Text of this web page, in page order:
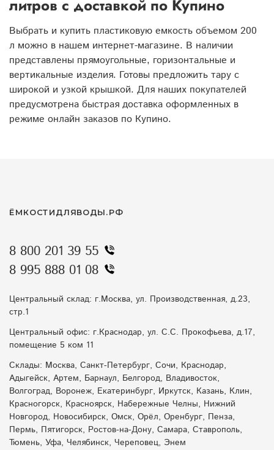
литров с доставкой по Купино
Выбрать и купить пластиковую емкость объемом 200
л можно в нашем интернет-магазине. В наличии
представлены прямоугольные, горизонтальные и
вертикальные изделия. Готовы предложить тару с
широкой и узкой крышкой. Для наших покупателей
предусмотрена быстрая доставка оформленных в
режиме онлайн заказов по Купино.
ЁМКОСТИДЛЯВОДЫ.РФ
8 800 201 39 55
8 995 888 01 08
Центральный склад: г.Москва, ул. Производственная, д.23,
стр.1
Центральный офис: г.Краснодар, ул. С.С. Прокофьева, д.17,
помещение 5 ком 11
Склады: Москва, Санкт-Петербург, Сочи, Краснодар,
Адыгейск, Артем, Барнаул, Белгород, Владивосток,
Волгоград, Воронеж, Екатеринбург, Иркутск, Казань, Клин,
Красногорск, Красноярск, Набережные Челны, Нижний
Новгород, Новосибирск, Омск, Орёл, Оренбург, Пенза,
Пермь, Пятигорск, Ростов-на-Дону, Самара, Ставрополь,
Тюмень, Уфа, Челябинск, Череповец, Энем